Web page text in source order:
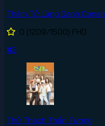
Thám Tử Lừng Danh Conan
0 (1209/1500) FHD
#2
Thử Thách Thần Tượng